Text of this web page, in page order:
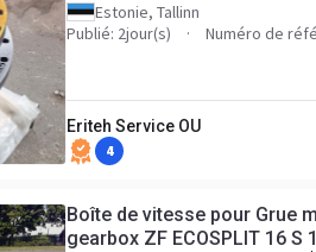
Estonie, Tallinn
Publié: 2jour(s)
Numéro de
Eriteh Service OU
4
Boîte de vitesse pour Grue
gearbox ZF ECOSPLIT 16 S